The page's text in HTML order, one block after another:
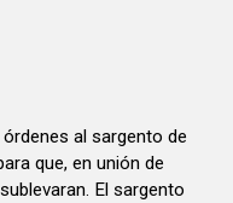
al sargento de
que, en unión de
El sargento